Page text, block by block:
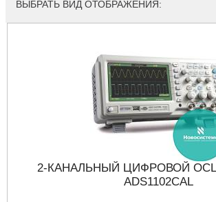
ВЫБРАТЬ ВИД ОТОБРАЖЕНИЯ:
2-КАНАЛЬНЫЙ ЦИФРОВОЙ
ADS1102CAL